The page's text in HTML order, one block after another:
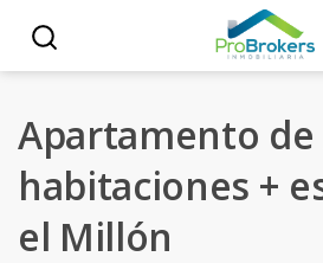
Apartamento de
habitaciones +
el Millón